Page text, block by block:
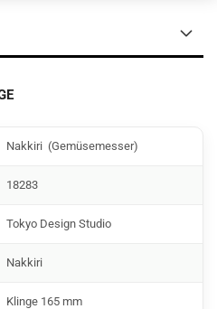
Nakkiri (Gemüsemesser)
18283
Tokyo Design Studio
Nakkiri
Klinge 165 mm